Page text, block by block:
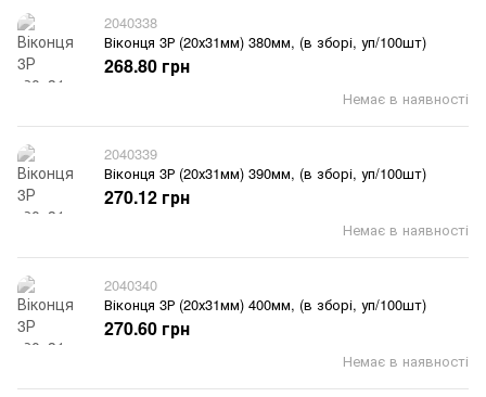
2040338
Віконця 3Р (20х31мм) 380мм, (в зборі, уп/100шт)
Немає в наявності
268.80 грн
2040339
Віконця 3Р (20х31мм) 390мм, (в зборі, уп/100шт)
Немає в наявності
270.12 грн
2040340
Віконця 3Р (20х31мм) 400мм, (в зборі, уп/100шт)
Немає в наявності
270.60 грн